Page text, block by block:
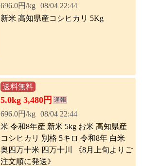
696.0円/kg 08/04 22:44
新米 高知県産コシヒカリ 5Kg
送料無料
5.0kg 3,480円
696.0円/kg 08/04 22:44
米 令和8年産 新米 5kg お米 高知県産
コシヒカリ 別格 5キロ 令和8年 白米
奥四万十米 四万十川 《8月上旬よりご
注文順に発送》